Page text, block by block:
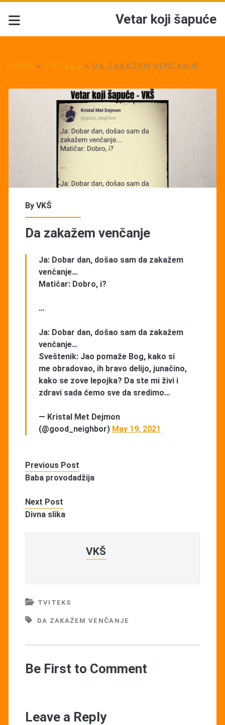
Vetar koji šapuće
> > DA ZAKAŽEM VENČANJE
By VKŠ
Da zakažem venčanje
Ja: Dobar dan, došao sam da zakažem
venčanje…
Matičar: Dobro, i?
…
Ja: Dobar dan, došao sam da zakažem
venčanje…
Sveštenik: Jao pomaže Bog, kako si
me obradovao, ih bravo delijo, junačino,
kako se zove lepojka? Da ste mi živi i
zdravi sada ćemo sve da sredimo…
— Kristal Met Dejmon
(@good_neighbor) May 19, 2021
Previous Post
Baba provodadžija
Next Post
Divna slika
VKŠ
TVITEKS
DA ZAKAŽEM VENČANJE
Be First to Comment
Leave a Reply